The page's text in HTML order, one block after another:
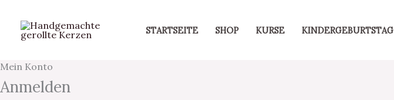
Inhalt
springen
STARTSEITE SHOP KURSE KINDERGEBURTSTAG
Mein Konto
Anmelden